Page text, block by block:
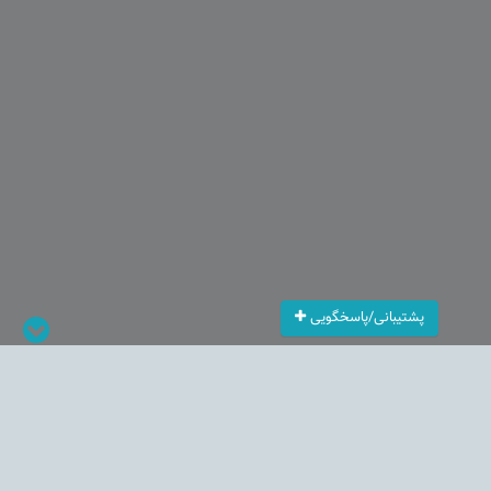
پشتیبانی/پاسخگویی